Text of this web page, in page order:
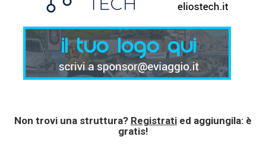
Non trovi una struttura? Registrati ed aggiungila: è
gratis!